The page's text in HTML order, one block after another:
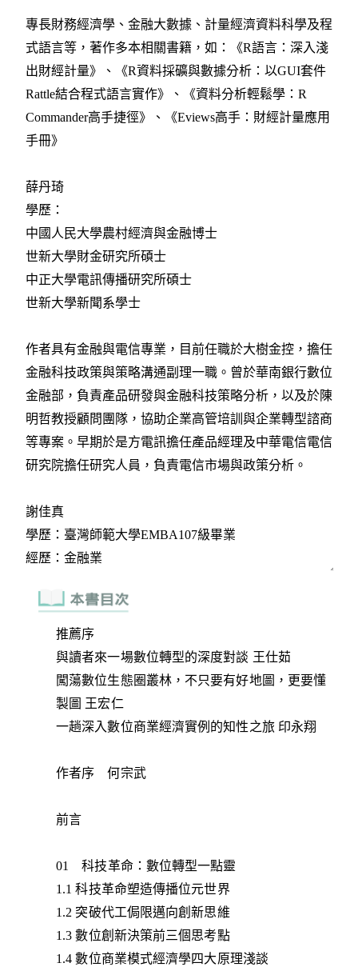
推薦序
與讀者來一場數位轉型的深度對談 王仕茹
闖蕩數位生態圈叢林，不只要有好地圖，更要懂
製圖 王宏仁
一趟深入數位商業經濟實例的知性之旅 印永翔
作者序 何宗武
前言
01 科技革命：數位轉型一點靈
1.1 科技革命塑造傳播位元世界
1.2 突破代工侷限邁向創新思維
1.3 數位創新決策前三個思考點
1.4 數位商業模式經濟學四大原理淺談